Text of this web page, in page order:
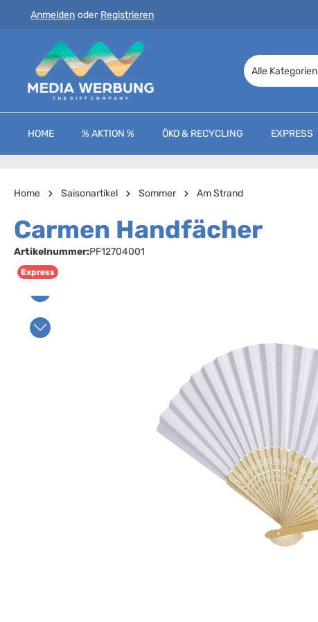
Hauptinhalt springen
Zur Suche springen
Zur Hauptnavigation springen
Anmelden oder Registrieren
Alle Kategorien
HOME % AKTION % ÖKO & RECYCLING EXPRESS
Home Saisonartikel Sommer Am Strand
Carmen Handfächer
Artikelnummer:PF12704001
Express
Bildergalerie überspringen